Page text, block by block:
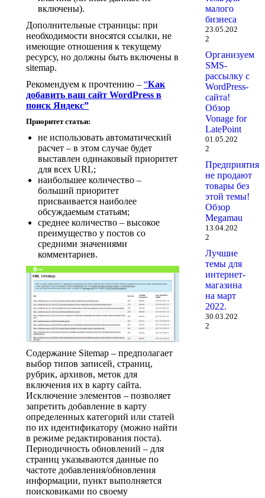
включены).
Дополнительные страницы: при
необходимости вносятся ссылки, не
имеющие отношения к текущему
ресурсу, но должны быть включены в
sitemap.
Рекомендуем к прочтению – “Как
добавить ваш сайт WordPress в
поиск Яндекс”
Приоритет статьи:
не использовать автоматический
расчет – в этом случае будет
выставлен одинаковый приоритет
для всех URL;
наибольшее количество –
больший приоритет
присваивается наиболее
обсуждаемым статьям;
среднее количество – высокое
преимущество у постов со
средними значениями
комментариев.
Содержание Sitemap – предполагает
выбор типов записей, страниц,
рубрик, архивов, меток для
включения их в карту сайта.
Исключение элементов – позволяет
запретить добавление в карту
определенных категорий или статей
по их идентификатору (можно найти
в режиме редактирования поста).
Периодичность обновлений – для
страниц указываются данные по
частоте добавления/обновления
информации, пункт выполняется
поисковиками по своему
малого
бизнеса
23.05.202
2
Организуем
SMS-
рассылку с
WordPress-
сайта!
Обзор
Vonage for
LatePoint
01.05.202
2
Предприятия
не продают
товары без
этой темы!
Обзор
Megamau
13.04.202
2
Лучшие
темы для
интернет-
магазина
на март
2022.
30.03.202
2